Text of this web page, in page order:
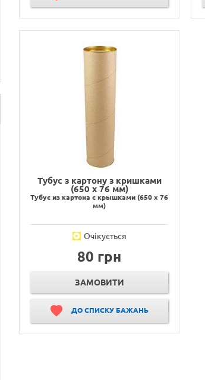
Тубус з картону з кришками
(650 х 76 мм)
Тубус из картона с крышками (650 х 76
мм)
Очікується
80 грн
ЗАМОВИТИ
ДО СПИСКУ БАЖАНЬ